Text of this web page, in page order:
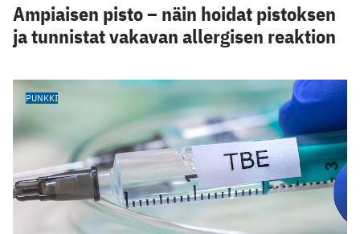
Ampiaisen pisto – näin hoidat pistoksen
ja tunnistat vakavan allergisen reaktion
PUNKKI